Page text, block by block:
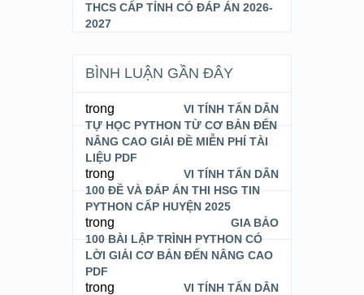
THCS CẤP TỈNH CÓ ĐÁP ÁN 2026-
2027
BÌNH LUẬN GẦN ĐÂY
VI TÍNH TẤN DÂN
trong
TỰ HỌC PYTHON TỪ CƠ BẢN ĐẾN
NÂNG CAO GIẢI ĐỀ MIỄN PHÍ TÀI
LIỆU PDF
VI TÍNH TẤN DÂN
trong
100 ĐỀ VÀ ĐÁP ÁN THI HSG TIN
PYTHON CẤP HUYỆN 2025
GIA BẢO
trong
100 BÀI LẬP TRÌNH PYTHON CÓ
LỜI GIẢI CƠ BẢN ĐẾN NÂNG CAO
PDF
VI TÍNH TẤN DÂN
trong